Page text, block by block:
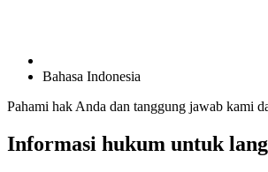
Bahasa Indonesia
Pahami hak Anda dan tanggung jawab kami
Informasi hukum untuk